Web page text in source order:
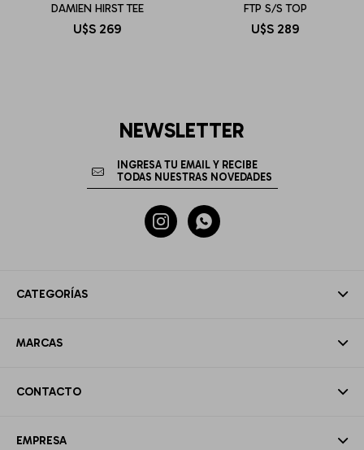
DAMIEN HIRST TEE
U$S 269
FTP S/S TOP
U$S 289
CATEGORÍAS
MARCAS
CONTACTO
EMPRESA
NEWSLETTER
 